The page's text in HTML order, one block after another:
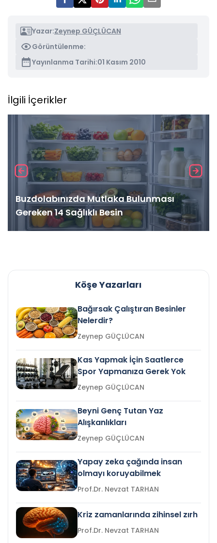
Yazar:Zeynep GÜÇLÜCAN
Görüntülenme:
Yayınlanma Tarihi:01 Kasım 2010
İlgili İçerikler
Buzdolabınızda Mutlaka Bulunması
Gereken 14 Sağlıklı Besin
Köşe Yazarları
Bağırsak Çalıştıran Besinler
Nelerdir?
Zeynep GÜÇLÜCAN
Kas Yapmak İçin Saatlerce
Spor Yapmanıza Gerek Yok
Zeynep GÜÇLÜCAN
Beyni Genç Tutan Yaz
Alışkanlıkları
Zeynep GÜÇLÜCAN
Yapay zeka çağında insan
olmayı koruyabilmek
Prof.Dr. Nevzat TARHAN
Kriz zamanlarında zihinsel zırh
Prof.Dr. Nevzat TARHAN